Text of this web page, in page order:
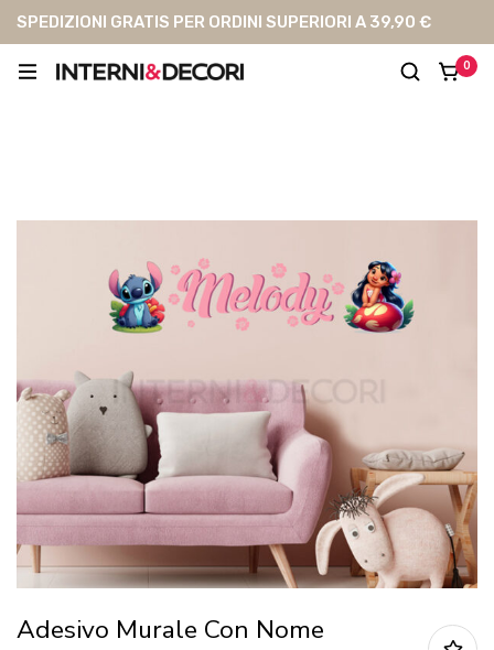
SPEDIZIONI GRATIS PER ORDINI SUPERIORI A 39,90 €
0
Adesivo Murale Con Nome